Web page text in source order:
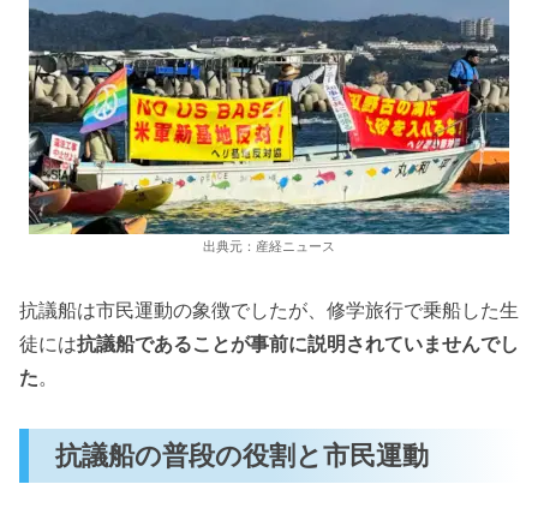
出典元：産経ニュース
抗議船は市民運動の象徴でしたが、修学旅行で乗船した生
徒には抗議船であることが事前に説明されていませんでし
た。
抗議船の普段の役割と市民運動